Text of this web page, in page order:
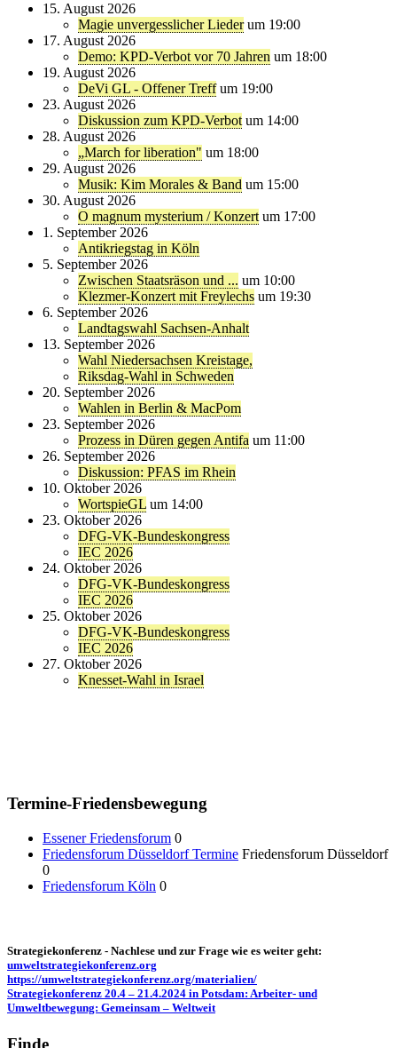
15. August 2026
Magie unvergesslicher Lieder um 19:00
17. August 2026
Demo: KPD-Verbot vor 70 Jahren um 18:00
19. August 2026
DeVi GL - Offener Treff um 19:00
23. August 2026
Diskussion zum KPD-Verbot um 14:00
28. August 2026
„March for liberation" um 18:00
29. August 2026
Musik: Kim Morales & Band um 15:00
30. August 2026
O magnum mysterium / Konzert um 17:00
1. September 2026
Antikriegstag in Köln
5. September 2026
Zwischen Staatsräson und ... um 10:00
Klezmer-Konzert mit Freylechs um 19:30
6. September 2026
Landtagswahl Sachsen-Anhalt
13. September 2026
Wahl Niedersachsen Kreistage,
Riksdag-Wahl in Schweden
20. September 2026
Wahlen in Berlin & MacPom
23. September 2026
Prozess in Düren gegen Antifa um 11:00
26. September 2026
Diskussion: PFAS im Rhein
10. Oktober 2026
WortspieGL um 14:00
23. Oktober 2026
DFG-VK-Bundeskongress
IEC 2026
24. Oktober 2026
DFG-VK-Bundeskongress
IEC 2026
25. Oktober 2026
DFG-VK-Bundeskongress
IEC 2026
27. Oktober 2026
Knesset-Wahl in Israel
Termine-Friedensbewegung
Essener Friedensforum 0
Friedensforum Düsseldorf Termine Friedensforum Düsseldorf
0
Friedensforum Köln 0
Strategiekonferenz - Nachlese und zur Frage wie es weiter geht:
umweltstrategiekonferenz.org
https://umweltstrategiekonferenz.org/materialien/
Strategiekonferenz 20.4 – 21.4.2024 in Potsdam: Arbeiter- und
Umweltbewegung: Gemeinsam – Weltweit
Finde